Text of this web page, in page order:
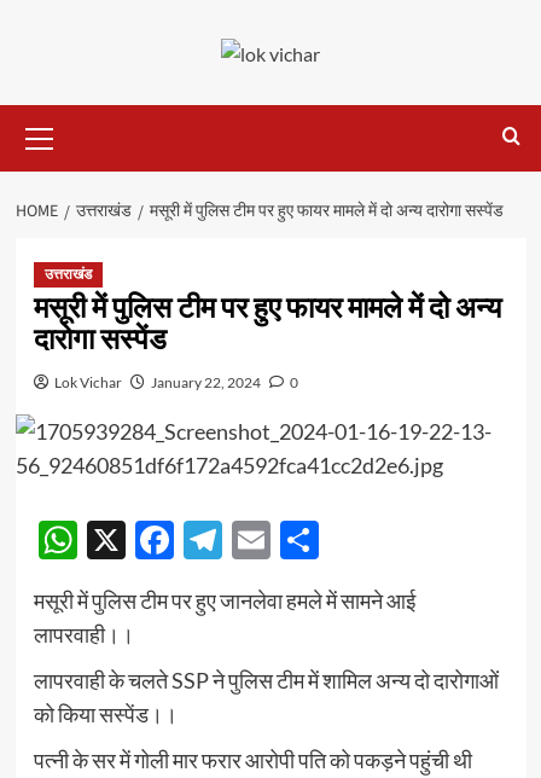
Menu
HOME उत्तराखंड मसूरी में पुलिस टीम पर हुए फायर मामले में दो अन्य दारोगा सस्पेंड
उत्तराखंड
मसूरी में पुलिस टीम पर हुए फायर मामले में दो अन्य
दारोगा सस्पेंड
Lok Vichar January 22, 2024 0
WhatsApp
X Facebook
Telegram
EmailShare
मसूरी में पुलिस टीम पर हुए जानलेवा हमले में सामने आई
लापरवाही।।
लापरवाही के चलते SSP ने पुलिस टीम में शामिल अन्य दो दारोगाओं
को किया सस्पेंड।।
पत्नी के सर में गोली मार फरार आरोपी पति को पकड़ने पहुंची थी